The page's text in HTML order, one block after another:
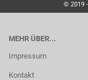
© 2019
MEHR ÜBER...
Impressum
Kontakt